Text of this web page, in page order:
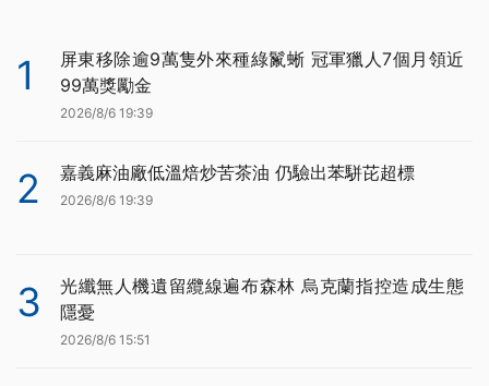
1
屏東移除逾9萬隻外來種綠鬣蜥 冠軍獵人7個月領近
99萬獎勵金
2026/8/6 19:39
2 嘉義麻油廠低溫焙炒苦茶油 仍驗出苯駢芘超標
2026/8/6 19:39
3
光纖無人機遺留纜線遍布森林 烏克蘭指控造成生態
隱憂
2026/8/6 15:51